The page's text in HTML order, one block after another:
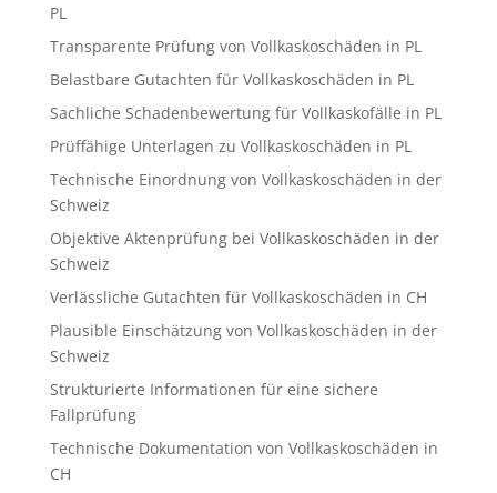
PL
Transparente Prüfung von Vollkaskoschäden in PL
Belastbare Gutachten für Vollkaskoschäden in PL
Sachliche Schadenbewertung für Vollkaskofälle in PL
Prüffähige Unterlagen zu Vollkaskoschäden in PL
Technische Einordnung von Vollkaskoschäden in der
Schweiz
Objektive Aktenprüfung bei Vollkaskoschäden in der
Schweiz
Verlässliche Gutachten für Vollkaskoschäden in CH
Plausible Einschätzung von Vollkaskoschäden in der
Schweiz
Strukturierte Informationen für eine sichere
Fallprüfung
Technische Dokumentation von Vollkaskoschäden in
CH